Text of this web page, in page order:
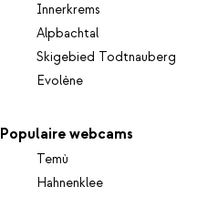
Innerkrems
Alpbachtal
Skigebied Todtnauberg
Evolène
Populaire webcams
Temù
Hahnenklee